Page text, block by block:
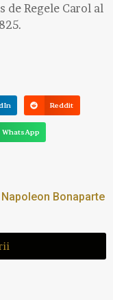
Regele Carol al
Reddit
WhatsApp
Napoleon Bonaparte